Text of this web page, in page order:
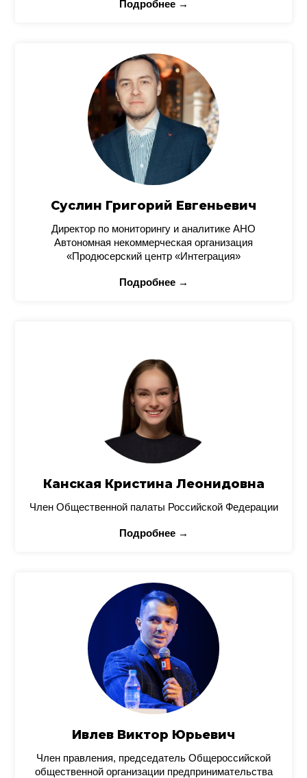
Подробнее →
Суслин Григорий Евгеньевич
Директор по мониторингу и аналитике АНО
Автономная некоммерческая организация
«Продюсерский центр «Интеграция»
Подробнее →
Канская Кристина Леонидовна
Член Общественной палаты Российской Федерации
Подробнее →
Ивлев Виктор Юрьевич
Член правления, председатель Общероссийской
общественной организации предпринимательства